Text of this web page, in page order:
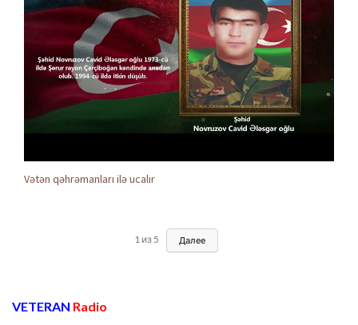
Vətən qəhrəmanları ilə ucalır
1 из 5 Далее
VETERAN Radio